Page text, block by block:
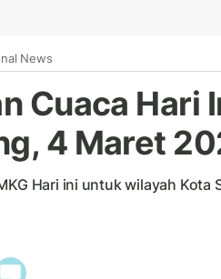
News
Cuaca Hari
4 Maret
Hari ini untuk wilayah